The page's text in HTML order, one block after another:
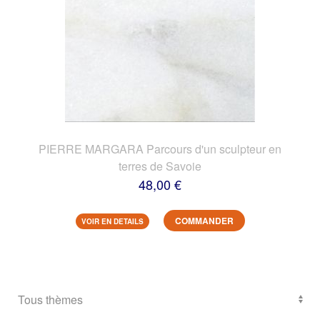
PIERRE MARGARA Parcours d'un sculpteur en
terres de Savoie
48,00 €
VOIR EN DETAILS COMMANDER